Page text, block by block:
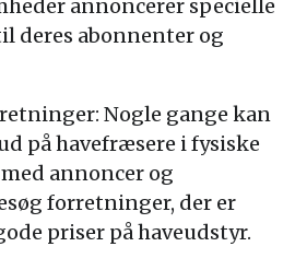
annoncerer specielle
deres abonnenter og
Nogle gange kan
på havefræsere i fysiske
annoncer og
forretninger, der er
priser på haveudstyr.